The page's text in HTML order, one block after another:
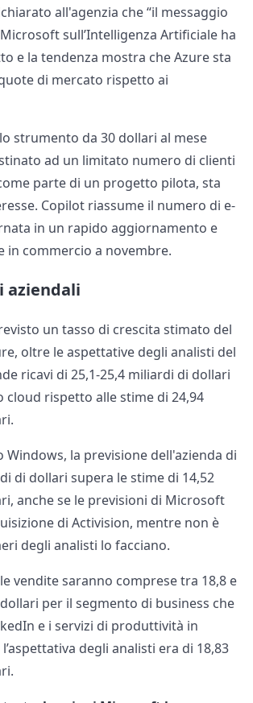
all'agenzia che “il messaggio
sull’Intelligenza Artificiale ha
e la tendenza mostra che Azure sta
di mercato rispetto ai
strumento da 30 dollari al mese
ad un limitato numero di clienti
parte di un progetto pilota, sta
Copilot riassume il numero di e-
in un rapido aggiornamento e
in commercio a novembre.
aziendali
un tasso di crescita stimato del
oltre le aspettative degli analisti del
ricavi di 25,1-25,4 miliardi di dollari
cloud rispetto alle stime di 24,94
Windows, la previsione dell'azienda di
di dollari supera le stime di 14,52
anche se le previsioni di Microsoft
di Activision, mentre non è
degli analisti lo facciano.
vendite saranno comprese tra 18,8 e
per il segmento di business che
e i servizi di produttività in
degli analisti era di 18,83